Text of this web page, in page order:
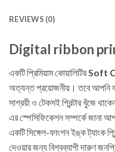
REVIEWS (0)
Digital ribbon
একটি প্রিমিয়াম কোয়ালিটিরSoft
অত্যন্ত প্রয়োজনীয়। তবে আপনি
সাশ্রয়ী ও টেকসই প্রিন্টার খুঁজে
এর স্পেসিফিকেশন সম্পর্কে
একটি সিঙ্গেল-ফাংশন ইঙ্ক ট্যাংক
দেওয়ার জন্য বিশ্বব্যাপী দারুণ